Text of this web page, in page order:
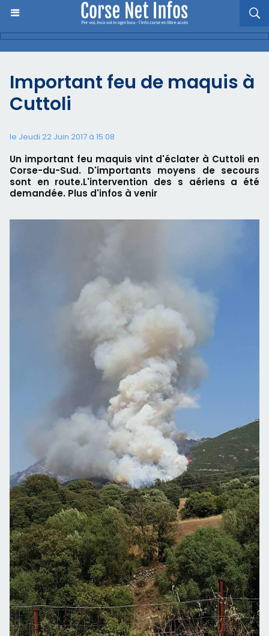
Important feu de maquis à
Cuttoli
le Jeudi 22 Juin 2017 à 15:08
Un important feu maquis vint d'éclater à Cuttoli en
Corse-du-Sud. D'importants moyens de secours
sont en route.L'intervention des s aériens a été
demandée. Plus d'infos à venir